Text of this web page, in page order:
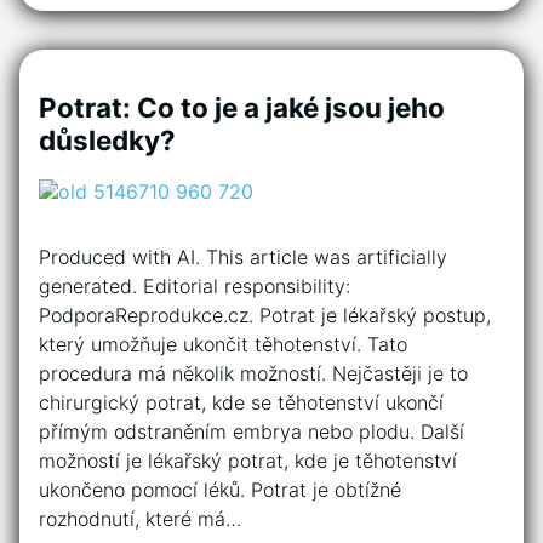
Potrat: Co to je a jaké jsou jeho
důsledky?
Produced with AI. This article was artificially
generated. Editorial responsibility:
PodporaReprodukce.cz. Potrat je lékařský postup,
který umožňuje ukončit těhotenství. Tato
procedura má několik možností. Nejčastěji je to
chirurgický potrat, kde se těhotenství ukončí
přímým odstraněním embrya nebo plodu. Další
možností je lékařský potrat, kde je těhotenství
ukončeno pomocí léků. Potrat je obtížné
rozhodnutí, které má…